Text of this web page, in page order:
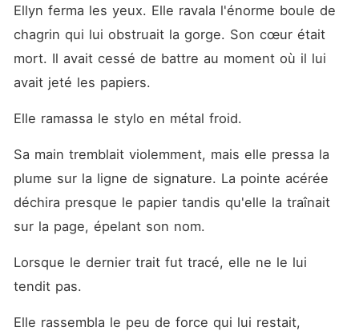
Ellyn ferma les yeux. Elle ravala l'énorme boule de
chagrin qui lui obstruait la gorge. Son cœur était
mort. Il avait cessé de battre au moment où il lui
avait jeté les papiers.
Elle ramassa le stylo en métal froid.
Sa main tremblait violemment, mais elle pressa la
plume sur la ligne de signature. La pointe acérée
déchira presque le papier tandis qu'elle la traînait
sur la page, épelant son nom.
Lorsque le dernier trait fut tracé, elle ne le lui
tendit pas.
Elle rassembla le peu de force qui lui restait,